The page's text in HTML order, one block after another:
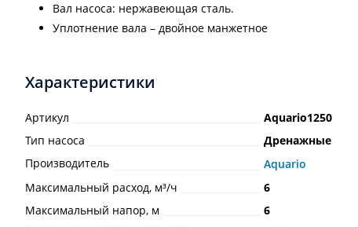
Вал насоса: нержавеющая сталь.
Уплотнение вала – двойное манжетное
Характеристики
Артикул
Aquario1250
Тип насоса
Дренажные
Производитель
Aquario
Максимальный расход, м³/ч
6
Максимальный напор, м
6